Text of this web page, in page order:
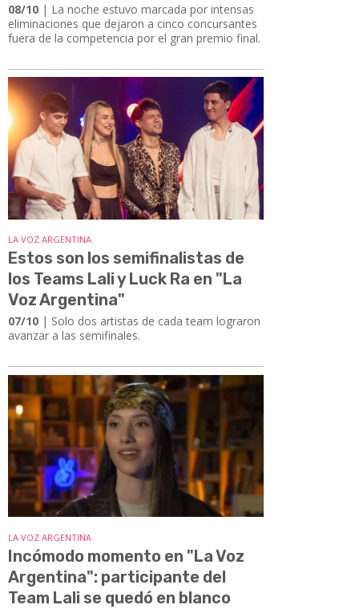
08/10 | La noche estuvo marcada por intensas
eliminaciones que dejaron a cinco concursantes
fuera de la competencia por el gran premio final.
LA VOZ ARGENTINA
Estos son los semifinalistas de
los Teams Lali y Luck Ra en "La
Voz Argentina"
07/10 | Solo dos artistas de cada team lograron
avanzar a las semifinales.
LA VOZ ARGENTINA
Incómodo momento en "La Voz
Argentina": participante del
Team Lali se quedó en blanco